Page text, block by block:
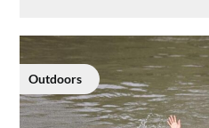
Outdoors